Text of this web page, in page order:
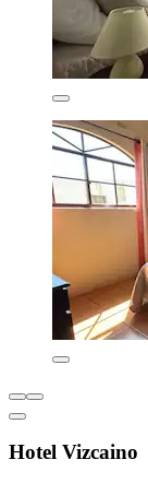
Hotel Vizcaino